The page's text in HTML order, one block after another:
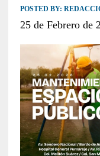
POSTED BY:
25 de Febrero de